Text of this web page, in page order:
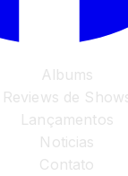
Albums
Reviews de
Lançamentos
Noticias
Contato